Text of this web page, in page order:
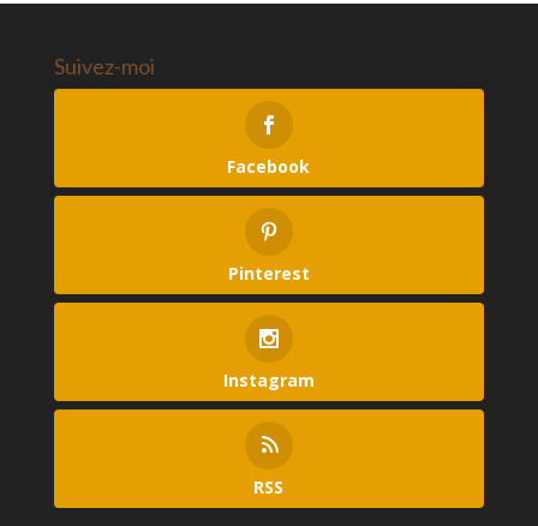
Suivez-moi
Facebook
Pinterest
Instagram
RSS